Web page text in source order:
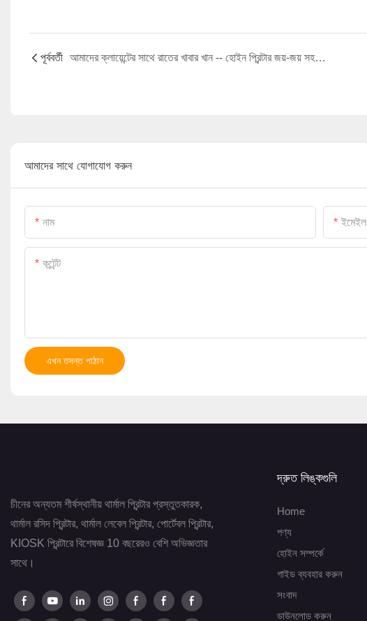
পূর্ববর্তী আমাদের ক্লায়েন্টের সাথে রাতের খাবার খান -- হোইন প্রিন্টার জয়-জয় সহযোগিতা | HOIN নির্মাতারা - HOIN
আমাদের সাথে যোগাযোগ করুন
নাম ইমেইল
কন্টেন্ট
এখন তদন্ত পাঠান
চীনের অন্যতম শীর্ষস্থানীয় থার্মাল প্রিন্টার প্রস্তুতকারক,
থার্মাল রসিদ প্রিন্টার, থার্মাল লেবেল প্রিন্টার, পোর্টেবল প্রিন্টার,
KIOSK প্রিন্টারে বিশেষজ্ঞ 10 বছরেরও বেশি অভিজ্ঞতার
সাথে।
দ্রুত লিঙ্কগুলি
Home
পণ্য
হোইন সম্পর্কে
গাইড ব্যবহার করুন
সংবাদ
ডাউনলোড করুন